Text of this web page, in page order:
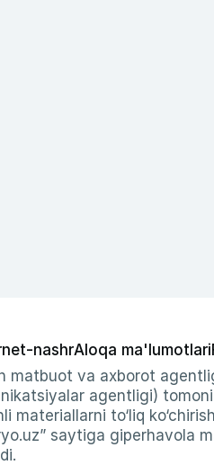
nashrAloqa ma'lumotlari
matbuot va axborot
agentligi)
materiallarni to‘liq
saytiga giperhavola